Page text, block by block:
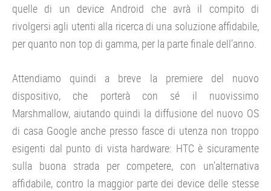
quelle di un device Android che avrà il compito di
rivolgersi agli utenti alla ricerca di una soluzione affidabile,
per quanto non top di gamma, per la parte finale dell’anno.
Attendiamo quindi a breve la premiere del nuovo
dispositivo, che porterà con sé il nuovissimo
Marshmallow, aiutando quindi la diffusione del nuovo OS
di casa Google anche presso fasce di utenza non troppo
esigenti dal punto di vista hardware: HTC è sicuramente
sulla buona strada per competere, con un’alternativa
affidabile, contro la maggior parte dei device delle stesse